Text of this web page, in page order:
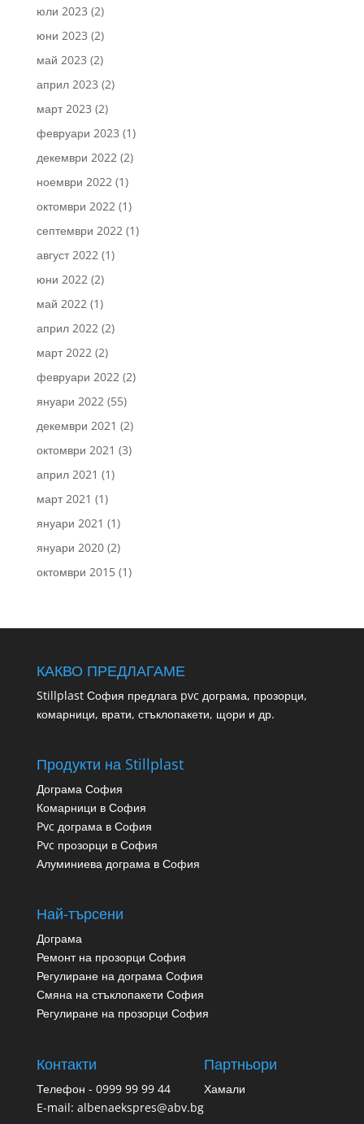
юли 2023 (2)
юни 2023 (2)
май 2023 (2)
април 2023 (2)
март 2023 (2)
февруари 2023 (1)
декември 2022(2)
ноември 2022(1)
октомври 2022(1)
септември 2022(1)
август 2022(1)
юни 2022(2)
май 2022(1)
април 2022(2)
март 2022(2)
февруари 2022(2)
януари 2022(55)
декември 2021 (2)
октомври 2021 (3)
април 2021 (1)
март 2021 (1)
януари 2021 (1)
януари 2020(2)
октомври 2015(1)
КАКВО ПРЕДЛАГАМЕ
Stillplast София предлага pvc дограма, прозорци,
комарници, врати, стъклопакети, щори и др.
Продукти на Stillplast
Дограма София
Комарници в София
Pvc дограма в София
Pvc прозорци в София
Алуминиева дограма в София
Най-търсени
Дограма
Ремонт на прозорци София
Регулиране на дограма София
Смяна на стъклопакети София
Регулиране на прозорци София
Контакти
Телефон - 0999 99 99 44
E-mail: albenaekspres@abv.bg
Партньори
Хамали